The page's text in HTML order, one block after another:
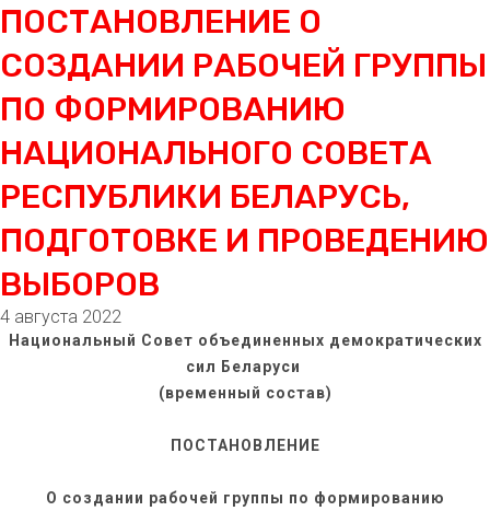
ПОСТАНОВЛЕНИЕ О
СОЗДАНИИ РАБОЧЕЙ ГРУППЫ
ПО ФОРМИРОВАНИЮ
НАЦИОНАЛЬНОГО СОВЕТА
РЕСПУБЛИКИ БЕЛАРУСЬ,
ПОДГОТОВКЕ И ПРОВЕДЕНИЮ
ВЫБОРОВ
4 августа 2022
Национальный Совет объединенных демократических
сил Беларуси
(временный состав)
ПОСТАНОВЛЕНИЕ
О создании рабочей группы по формированию